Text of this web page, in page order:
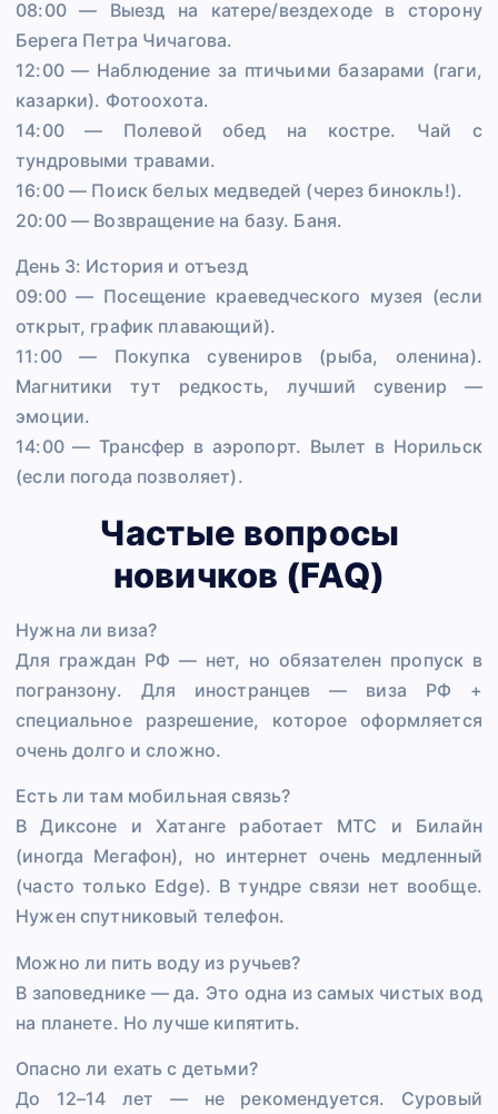
08:00 — Выезд на катере/вездеходе в сторону
Берега Петра Чичагова.
12:00 — Наблюдение за птичьими базарами (гаги,
казарки). Фотоохота.
14:00 — Полевой обед на костре. Чай с
тундровыми травами.
16:00 — Поиск белых медведей (через бинокль!).
20:00 — Возвращение на базу. Баня.
День 3: История и отъезд
09:00 — Посещение краеведческого музея (если
открыт, график плавающий).
11:00 — Покупка сувениров (рыба, оленина).
Магнитики тут редкость, лучший сувенир —
эмоции.
14:00 — Трансфер в аэропорт. Вылет в Норильск
(если погода позволяет).
Частые вопросы
новичков (FAQ)
Нужна ли виза?
Для граждан РФ — нет, но обязателен пропуск в
погранзону. Для иностранцев — виза РФ +
специальное разрешение, которое оформляется
очень долго и сложно.
Есть ли там мобильная связь?
В Диксоне и Хатанге работает МТС и Билайн
(иногда Мегафон), но интернет очень медленный
(часто только Edge). В тундре связи нет вообще.
Нужен спутниковый телефон.
Можно ли пить воду из ручьев?
В заповеднике — да. Это одна из самых чистых вод
на планете. Но лучше кипятить.
Опасно ли ехать с детьми?
До 12–14 лет — не рекомендуется. Суровый